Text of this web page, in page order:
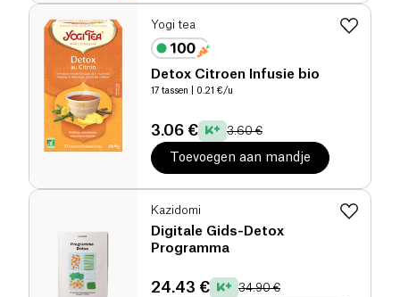
Yogi tea
Detox Citroen Infusie bio
17 tassen | 0.21 €/u
3.06 € 3.60 €
Toevoegen aan mandje
Kazidomi
Digitale Gids-Detox
Programma
24.43 € 34.90 €